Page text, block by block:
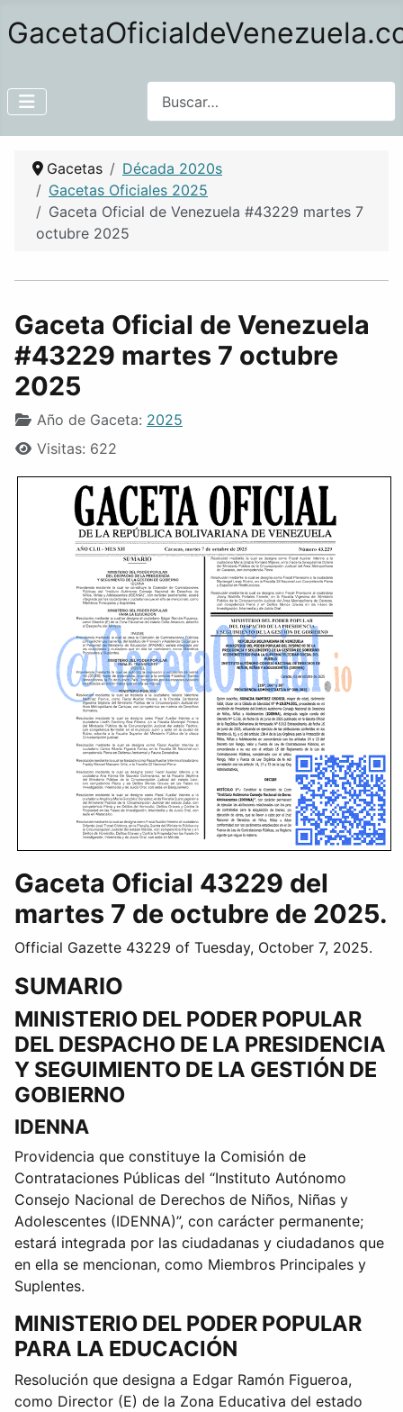
Gacetas
Década 2020s
Gacetas Oficiales 2025
Gaceta Oficial de Venezuela #43229 martes 7
octubre 2025
Gaceta Oficial de Venezuela
#43229 martes 7 octubre
2025
Año de Gaceta: 2025
Visitas: 622
Gaceta Oficial 43229 del
martes 7 de octubre de 2025.
Official Gazette 43229 of Tuesday, October 7, 2025.
SUMARIO
MINISTERIO DEL PODER POPULAR
DEL DESPACHO DE LA PRESIDENCIA
Y SEGUIMIENTO DE LA GESTIÓN DE
GOBIERNO
IDENNA
Providencia que constituye la Comisión de
Contrataciones Públicas del “Instituto Autónomo
Consejo Nacional de Derechos de Niños, Niñas y
Adolescentes (IDENNA)”, con carácter permanente;
estará integrada por las ciudadanas y ciudadanos que
en ella se mencionan, como Miembros Principales y
Suplentes.
MINISTERIO DEL PODER POPULAR
PARA LA EDUCACIÓN
Resolución que designa a Edgar Ramón Figueroa,
como Director (E) de la Zona Educativa del estado